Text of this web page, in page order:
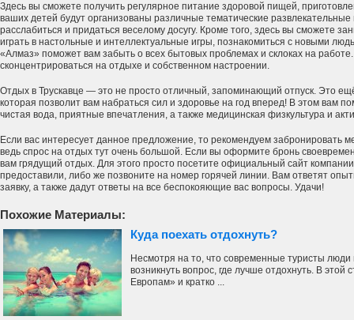
Здесь вы сможете получить регулярное питание здоровой пищей,
ваших детей будут организованы различные тематические
расслабиться и придаться веселому досугу. Кроме того, здесь вы сможете
играть в настольные и интеллектуальные игры, познакомиться с новыми
«Алмаз» поможет вам забыть о всех бытовых проблемах и склоках на
сконцентрироваться на отдыхе и собственном настроении.
Отдых в Трускавце — это не просто отличный, запоминающий отпуск. Это
которая позволит вам набраться сил и здоровье на год вперед! В этом вам
чистая вода, приятные впечатления, а также медицинская физкультура и
Если вас интересует данное предложение, то рекомендуем забронировать
ведь спрос на отдых тут очень большой. Если вы оформите бронь
вам грядущий отдых. Для этого просто посетите официальный сайт
предоставили, либо же позвоните на номер горячей линии. Вам ответят
заявку, а также дадут ответы на все беспокояющие вас вопросы. Удачи!
Похожие Материалы:
Куда поехать отдохнуть?
Несмотря на то, что современные туристы
возникнуть вопрос, где лучше отдохнуть. В
Европам» и кратко ...